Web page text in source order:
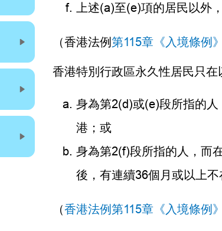
上述(a)至(e)項的居民以外
（香港法例第115章《入境條例
香港特別行政區永久性居民只在
身為第2(d)或(e)段所指的
港；或
身為第2(f)段所指的人，而
後，有連續36個月或以上不
（香港法例第115章《入境條例